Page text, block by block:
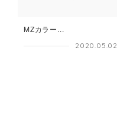
MZカラー...
2020.05.02